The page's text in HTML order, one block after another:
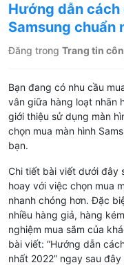
Hướng dẫn cách
Samsung chuẩn
Đăng trong Trang tin
Bạn đang có nhu cầu
vân giữa hàng loạt nhãn
giới thiệu sử dụng màn
chọn mua màn hình
bạn.
Chi tiết bài viết dưới đây
hoay với việc chọn mua
nhanh chóng hơn. Đặc
nhiều hàng giả, hàng
nghiệm mua sắm của
bài viết: “Hướng dẫn
nhất 2022” ngay sau đây